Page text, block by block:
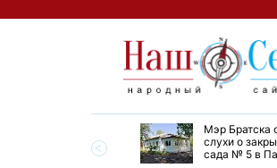
Мэр Братска
слухи о
сада № 5 в